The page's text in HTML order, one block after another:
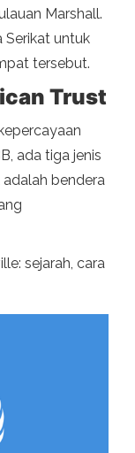
Marshall.
Serikat untuk
tersebut.
Trust
ada tiga jenis
adalah bendera
sejarah, cara